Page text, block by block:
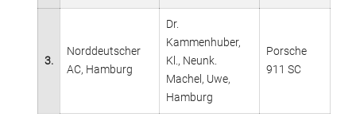
3.
Norddeutscher
AC, Hamburg
Dr.
Kammenhuber,
Kl., Neunk.
Machel, Uwe,
Hamburg
Porsche
911 SC